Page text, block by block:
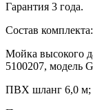
Гарантия 3 года.
Состав комплекта:
Мойка высокого
5100207, модель
ПВХ шланг 6,0 м;